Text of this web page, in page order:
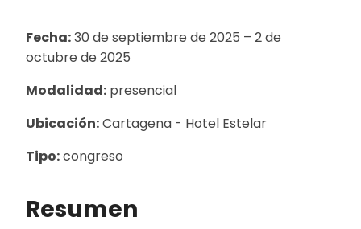
Fecha:30 de septiembre de 2025 – 2 de
octubre de 2025
Modalidad: presencial
Ubicación:Cartagena - Hotel Estelar
Tipo:congreso
Resumen